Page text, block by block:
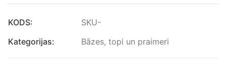
KODS:
SKU-
Kategorijas:
Bāzes, topi un praimeri